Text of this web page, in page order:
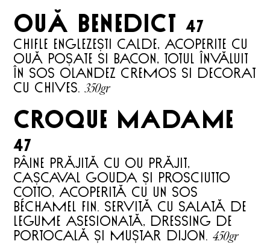
OUĂ BENEDICT 47
CHIFLE ENGLEZEȘTI CALDE, ACOPERITE CU
OUĂ POȘATE SI BACON, TOTUL ÎNVĂLUIT
ÎN SOS OLANDEZ CREMOS SI DECORAT
CU CHIVES. 350gr
croque madame
47
PÂINE PRĂJITĂ CU OU PRĂJIT,
CAȘCAVAL GOUDA ȘI PROSCIUTTO
COTTO, ACOPERITĂ CU UN SOS
BÉCHAMEL FIN. SERVITĂ CU SALATĂ DE
LEGUME ASESIONATĂ, DRESSING DE
PORTOCALĂ ȘI MUȘTAR DIJON.450gr